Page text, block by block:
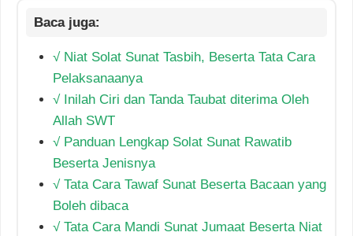
√ Niat Solat Sunat Tasbih, Beserta Tata Cara
Pelaksanaanya
√ Inilah Ciri dan Tanda Taubat diterima Oleh
Allah SWT
√ Panduan Lengkap Solat Sunat Rawatib
Beserta Jenisnya
√ Tata Cara Tawaf Sunat Beserta Bacaan yang
Boleh dibaca
√ Tata Cara Mandi Sunat Jumaat Beserta Niat